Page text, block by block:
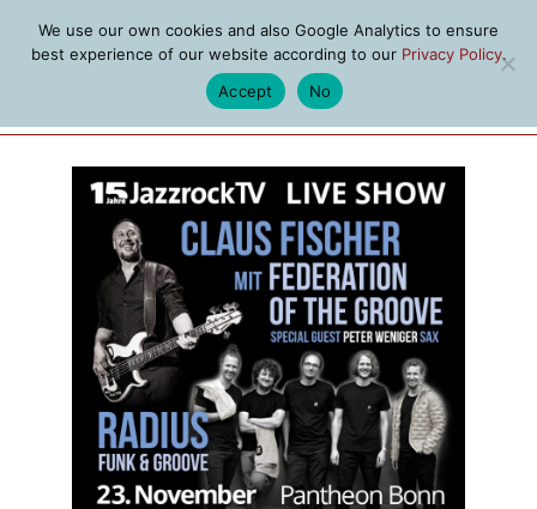
We use our own cookies and also Google Analytics to ensure
best experience of our website according to our Privacy Policy.
Accept
No